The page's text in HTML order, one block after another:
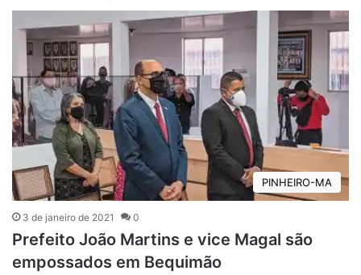
PINHEIRO-MA
3 de janeiro de 2021 0
Prefeito João Martins e vice Magal são
empossados em Bequimão